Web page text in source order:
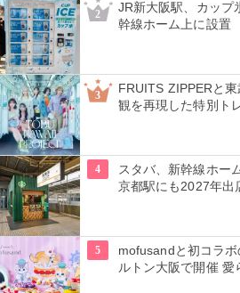
2
JR新大阪駅、カップ
幹線ホーム上に設置
3
FRUITS ZIPPERと
観を再現した特別ト
4
スタバ、新幹線ホー
京都駅にも2027年出
5
mofusandと初コラ
ルトン大阪で開催 愛